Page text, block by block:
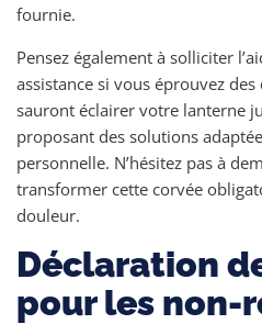
fournie.
Pensez également à solliciter
assistance si vous éprouvez
sauront éclairer votre lanterne
proposant des solutions
personnelle. N’hésitez pas à
transformer cette corvée
douleur.
Déclaration
pour les non-